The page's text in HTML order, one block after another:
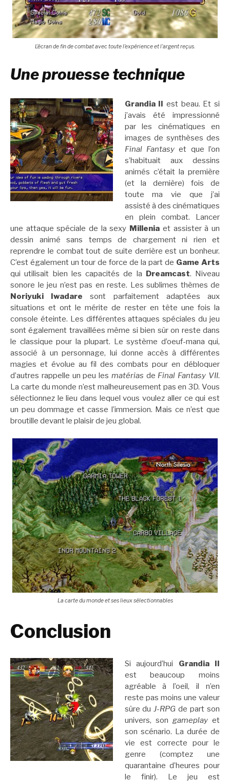
L’écran de fin de combat avec toute l’expérience et l’argent reçus.
Une prouesse technique
Grandia II est beau. Et si
j’avais été impressionné
par les cinématiques en
images de synthèses des
Final Fantasyet que l’on
s’habituait aux dessins
animés c’était la première
(et la dernière) fois de
toute ma vie que j’ai
assisté à des cinématiques
en plein combat. Lancer
une attaque spéciale de la sexy Millenia et assister à un
dessin animé sans temps de chargement ni rien et
reprendre le combat tout de suite derrière est un bonheur.
C’est également un tour de force de la part de Game Arts
qui utilisait bien les capacités de la Dreamcast. Niveau
sonore le jeu n’est pas en reste. Les sublimes thèmes de
Noriyuki Iwadare sont parfaitement adaptées aux
situations et ont le mérite de rester en tête une fois la
console éteinte. Les différentes attaques spéciales du jeu
sont également travaillées même si bien sûr on reste dans
le classique pour la plupart. Le système d’oeuf-mana qui,
associé à un personnage, lui donne accès à différentes
magies et évolue au fil des combats pour en débloquer
d’autres rappelle un peu les matérias de Final Fantasy VII.
La carte du monde n’est malheureusement pas en 3D. Vous
sélectionnez le lieu dans lequel vous voulez aller ce qui est
un peu dommage et casse l’immersion. Mais ce n’est que
broutille devant le plaisir de jeu global.
La carte du monde et ses lieux sélectionnables
Conclusion
Si aujourd’hui Grandia II
est beaucoup moins
agréable à l’oeil, il n’en
reste pas moins une valeur
sûre duJ-RPG de part son
univers, son gameplayet
son scénario. La durée de
vie est correcte pour le
genre (comptez une
quarantaine d’heures pour
le finir). Le jeu est